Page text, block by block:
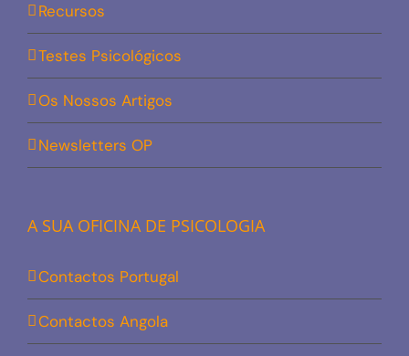
Recursos
Testes Psicológicos
Os Nossos Artigos
Newsletters OP
A SUA OFICINA DE PSICOLOGIA
Contactos Portugal
Contactos Angola